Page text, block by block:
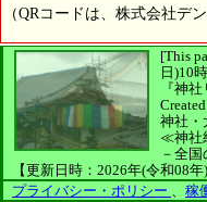
（QRコードは、株式会社デ
[This
日)10
『神
神社・
≪神社
－全
【更新日時：2026年(令和08
プライバシー・ポリシー
稼